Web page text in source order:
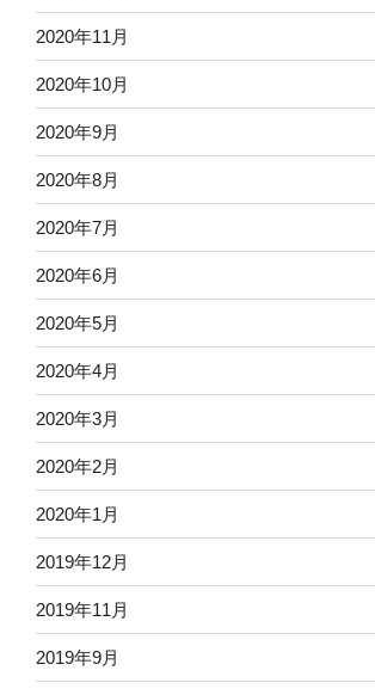
2020年11月
2020年10月
2020年9月
2020年8月
2020年7月
2020年6月
2020年5月
2020年4月
2020年3月
2020年2月
2020年1月
2019年12月
2019年11月
2019年9月